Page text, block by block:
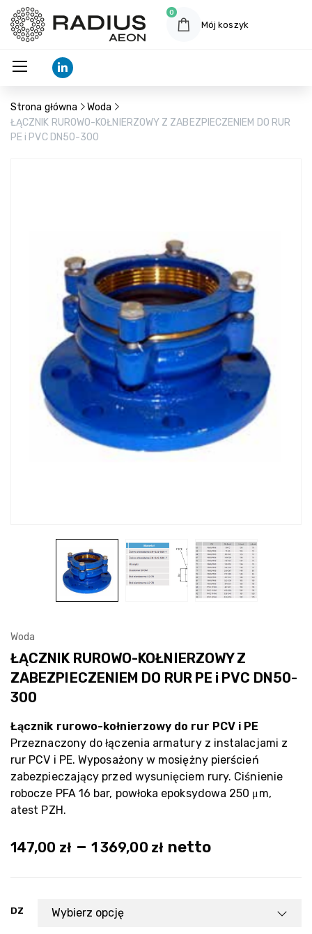
0
Mój koszyk
Strona główna
Woda
ŁĄCZNIK RUROWO-KOŁNIERZOWY Z ZABEZPIECZENIEM DO RUR
PE i PVC DN50-300
Woda
ŁĄCZNIK RUROWO-KOŁNIERZOWY Z
ZABEZPIECZENIEM DO RUR PE i PVC DN50-
300
Łącznik rurowo-kołnierzowy do rur PCV i PE
Przeznaczony do łączenia armatury z instalacjami z
rur PCV i PE. Wyposażony w mosiężny pierścień
zabezpieczający przed wysunięciem rury. Ciśnienie
robocze PFA 16 bar, powłoka epoksydowa 250 μm,
atest PZH.
147,00 zł – 1 369,00 zł netto
DZ